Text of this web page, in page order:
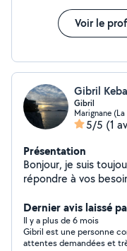
Voir le
Gibril
Gibril
Marignane
5/5 (1
Présentation
Bonjour, je suis toujours prêt et a votre service pour
répondre à vos
Dernier avis laissé
Il y a plus de 6 mois
Gibril est une personne
attentes demandées et